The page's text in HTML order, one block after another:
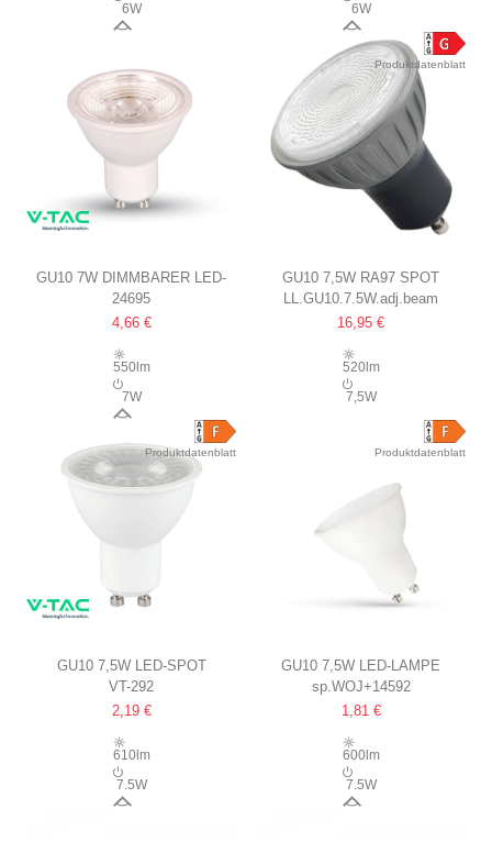
6W
6W
120°
GU10 7W DIMMBARER LED-
SPOT
38 GRAD, 6000K, WEISS
24695
4,66 €
550lm
7W
Produktdatenblatt
GU10 7,5W RA97 SPOT
EINSTELLBARER
ABSTRAHLWINKEL
LL.GU10.7.5W.adj.beam
16,95 €
520lm
7,5W
Produktdatenblatt
GU10 7,5W LED-SPOT
6 JAHRE GARANTIE
VT-292
2,19 €
610lm
7.5W
Produktdatenblatt
GU10 7,5W LED-LAMPE
MATTIERT
sp.WOJ+14592
1,81 €
600lm
7.5W